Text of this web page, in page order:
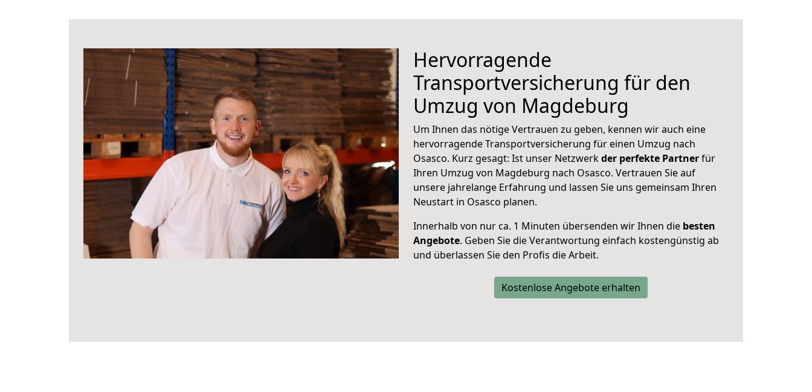
Hervorragende
Transportversicherung für den
Umzug von Magdeburg
Um Ihnen das nötige Vertrauen zu geben, kennen wir auch eine
hervorragende Transportversicherung für einen Umzug nach
Osasco. Kurz gesagt: Ist unser Netzwerkder perfekte Partnerfür
Ihren Umzug von Magdeburg nach Osasco. Vertrauen Sie auf
unsere jahrelange Erfahrung und lassen Sie uns gemeinsam Ihren
Neustart in Osasco planen.
Innerhalb von nur ca. 1 Minuten übersenden wir Ihnen die besten
Angebote. Geben Sie die Verantwortung einfach kostengünstig ab
und überlassen Sie den Profis die Arbeit.
Kostenlose Angebote erhalten